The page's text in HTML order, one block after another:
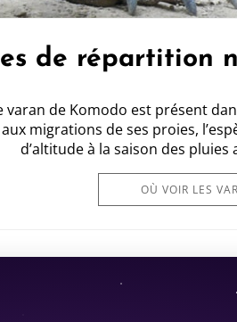
de répartition
varan de Komodo est présent
migrations de ses proies,
d’altitude à la saison des
OÙ VOIR LES